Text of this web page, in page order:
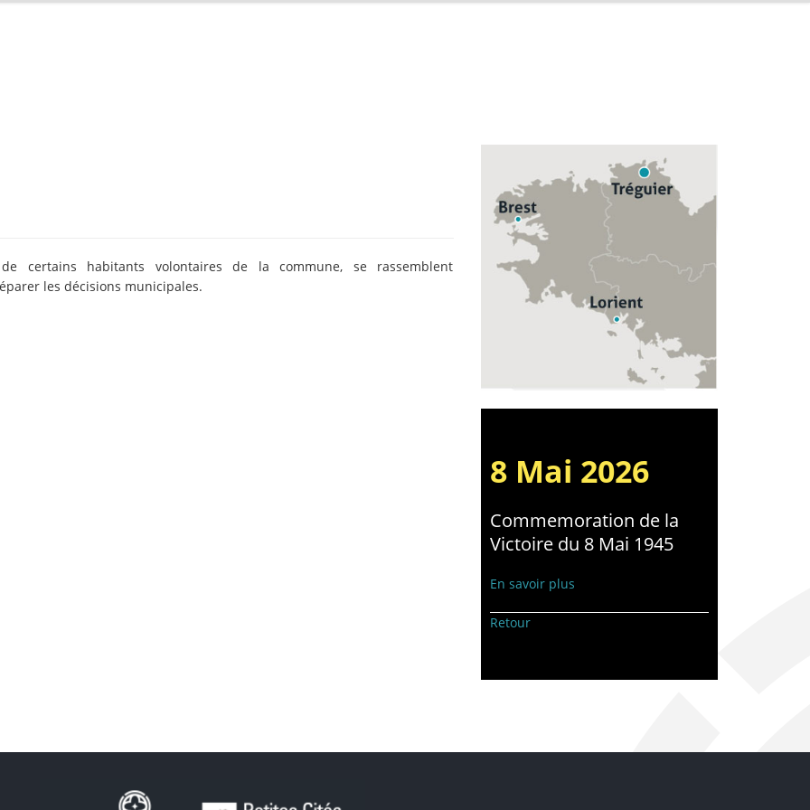
certains habitants volontaires de la commune, se rassemblent
les décisions municipales.
8 Mai 2026
Commemoration de la
Victoire du 8 Mai 1945
En savoir plus
Retour